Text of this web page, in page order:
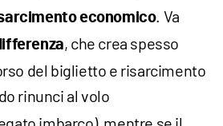
economico. Va
, che crea spesso
del biglietto e risarcimento
rinunci al volo